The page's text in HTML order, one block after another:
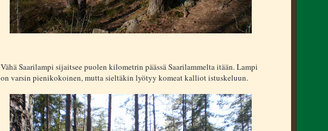
Vähä Saarilampi sijaitsee puolen kilometrin päässä Saarilammelta itään. Lampi
on varsin pienikokoinen, mutta sieltäkin lyötyy komeat kalliot istuskeluun.